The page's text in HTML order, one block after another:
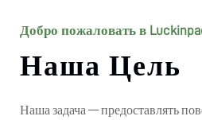
Добро пожаловать в
Наша Цель
Наша задача — предоставлять